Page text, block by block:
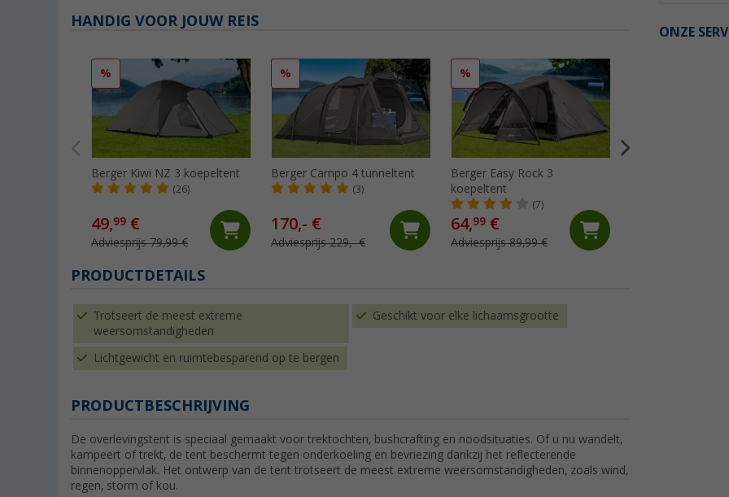
ONZE
HANDIG VOOR JOUW REIS
%
Berger Kiwi NZ 3 koepeltent
(26)
49,99 €
Adviesprijs 79,99 €
%
Berger Campo 4 tunneltent
(3)
170,- €
Adviesprijs 229,- €
%
Berger Easy Rock 3
koepeltent
(7)
64,99 €
Adviesprijs 89,99 €
PRODUCTDETAILS
Trotseert de meest extreme
weersomstandigheden
Geschikt voor elke lichaamsgrootte
Lichtgewicht en ruimtebesparend op te bergen
PRODUCTBESCHRIJVING
De overlevingstent is speciaal gemaakt voor trektochten, bushcrafting en noodsituaties. Of u nu wandelt,
kampeert of trekt, de tent beschermt tegen onderkoeling en bevriezing dankzij het reflecterende
binnenoppervlak. Het ontwerp van de tent trotseert de meest extreme weersomstandigheden, zoals wind,
regen, storm of kou.